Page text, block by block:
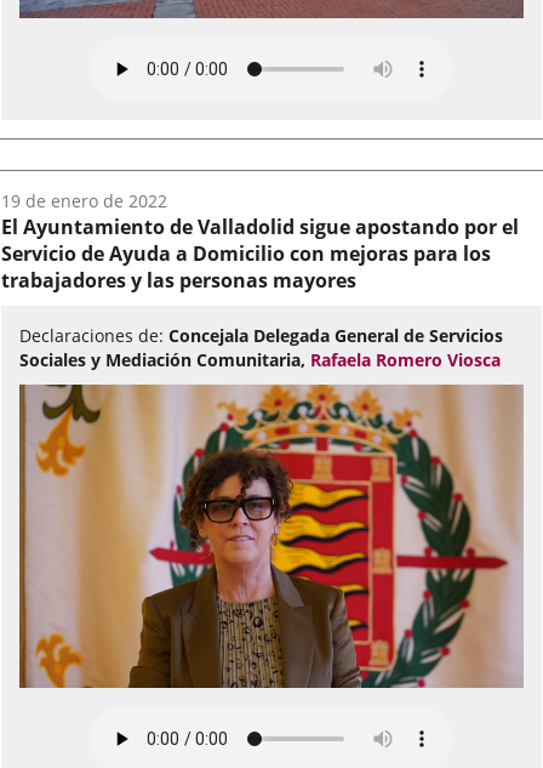
Fecha
del
audio:
19 de enero de 2022
El Ayuntamiento de Valladolid sigue apostando por el
Servicio de Ayuda a Domicilio con mejoras para los
trabajadores y las personas mayores
Declaraciones de: Concejala Delegada General de Servicios
Sociales y Mediación Comunitaria, Rafaela Romero Viosca